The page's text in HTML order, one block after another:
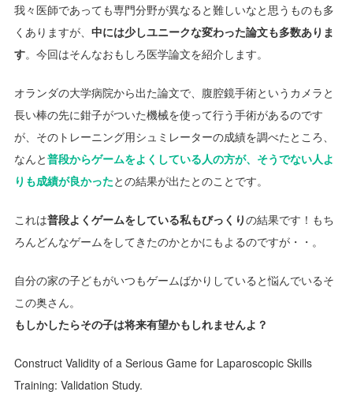
我々医師であっても専門分野が異なると難しいなと思うものも多
くありますが、 中には少しユニークな変わった論文も多数ありま
す。今回はそんなおもしろ医学論文を紹介します。
オランダの大学病院から出た論文で、腹腔鏡手術というカメラと
長い棒の先に鉗子がついた機械を使って行う手術があるのです
が、そのトレーニング用シュミレーターの成績を調べたところ、
なんと普段からゲームをよくしている人の方が、そうでない人よ
りも成績が良かったとの結果が出たとのことです。
これは普段よくゲームをしている私もびっくりの結果です！もち
ろんどんなゲームをしてきたのかとかにもよるのですが・・。
自分の家の子どもがいつもゲームばかりしていると悩んでいるそ
この奥さん。
もしかしたらその子は将来有望かもしれませんよ？
Construct Validity of a Serious Game for Laparoscopic Skills
Training: Validation Study.